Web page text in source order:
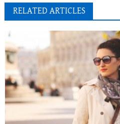
RELATED ARTICLES